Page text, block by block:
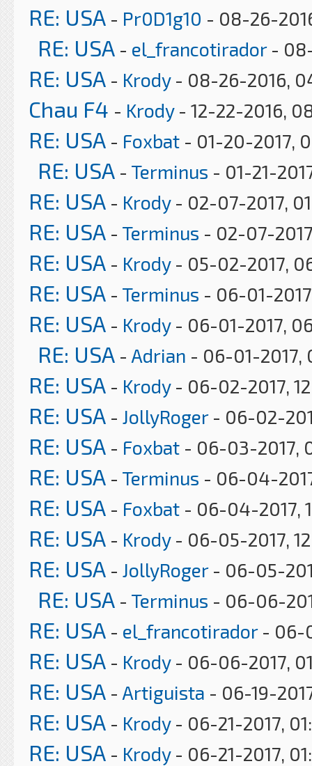
RE: USA - Pr0D1g10 - 08-26-
RE: USA - el_francotirador- 08-
RE: USA - Krody- 08-26-2016,
Chau F4 - Krody- 12-22-2016,
RE: USA - Foxbat - 01-20-2017,
RE: USA - Terminus - 01-21-
RE: USA - Krody- 02-07-2017,
RE: USA - Terminus - 02-07-
RE: USA - Krody- 05-02-2017,
RE: USA - Terminus - 06-01-
RE: USA - Krody- 06-01-2017,
RE: USA - Adrian - 06-01-2017,
RE: USA - Krody- 06-02-2017,
RE: USA - JollyRoger- 06-02-
RE: USA - Foxbat - 06-03-2017,
RE: USA - Terminus - 06-04-
RE: USA - Foxbat - 06-04-2017,
RE: USA - Krody- 06-05-2017,
RE: USA - JollyRoger- 06-05-
RE: USA - Terminus - 06-06-
RE: USA - el_francotirador- 06-
RE: USA - Krody- 06-06-2017,
RE: USA - Artiguista - 06-19-
RE: USA - Krody- 06-21-2017,
RE: USA - Krody- 06-21-2017,